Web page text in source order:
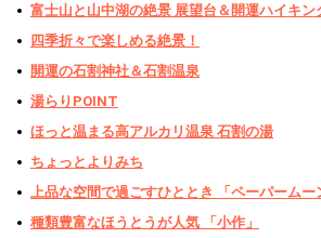
富士山と山中湖の絶景 展望台＆開運ハイキン
四季折々で楽しめる絶景！
開運の石割神社＆石割温泉
湯らりPOINT
ほっと温まる高アルカリ温泉 石割の湯
ちょっとよりみち
上品な空間で過ごすひととき 「ペーパームー
種類豊富なほうとうが人気 「小作」